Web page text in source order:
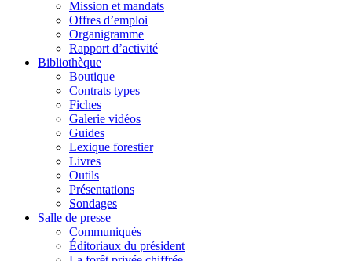
Mission et mandats
Offres d’emploi
Organigramme
Rapport d’activité
Bibliothèque
Boutique
Contrats types
Fiches
Galerie vidéos
Guides
Lexique forestier
Livres
Outils
Présentations
Sondages
Salle de presse
Communiqués
Éditoriaux du président